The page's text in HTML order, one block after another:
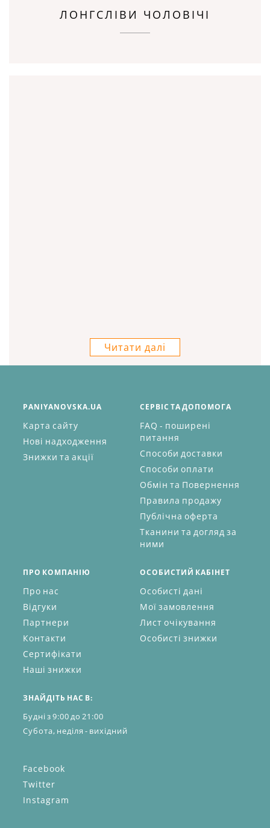
ЛОНГСЛІВИ ЧОЛОВІЧІ
Читати далі
PANIYANOVSKA.UA
Карта сайту
Нові надходження
Знижки та акції
СЕРВІС ТА ДОПОМОГА
FAQ - поширені
питання
Способи доставки
Способи оплати
Обмін та Повернення
Правила продажу
Публічна оферта
Тканини та догляд за
ними
ПРО КОМПАНІЮ
Про нас
Відгуки
Партнери
Контакти
Сертифікати
Наші знижки
ОСОБИСТИЙ КАБІНЕТ
Особисті дані
Мої замовлення
Лист очікування
Особисті знижки
ЗНАЙДІТЬ НАС В:
Будні з 9:00 до 21:00
Субота, неділя - вихідний
Facebook
Twitter
Instagram